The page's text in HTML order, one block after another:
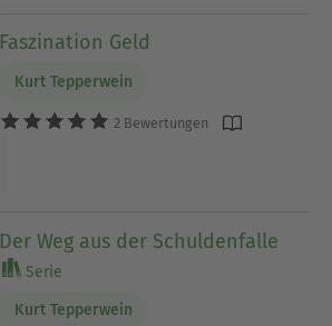
Faszination Geld
Kurt Tepperwein
2 Bewertungen
Der Weg aus der Schuldenfalle
Serie
Kurt Tepperwein